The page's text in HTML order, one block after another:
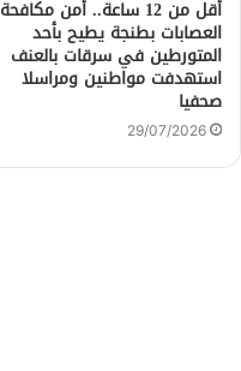
أقل من 12 ساعة.. أمن مكافحة
العصابات بطنجة يطيح بأحد
المتورطين في سرقات بالعنف
استهدفت مواطنين ومراسلا
صحفيا
29/07/2026